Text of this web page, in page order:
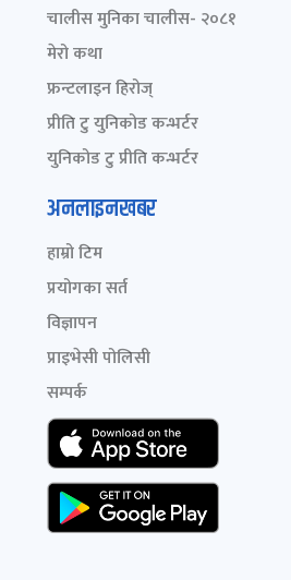
चालीस मुनिका चालीस- २०८१
मेरो कथा
फ्रन्टलाइन हिरोज्
प्रीति टु युनिकोड कन्भर्टर
युनिकोड टु प्रीति कन्भर्टर
अनलाइनखबर
हाम्रो टिम
प्रयोगका सर्त
विज्ञापन
प्राइभेसी पोलिसी
सम्पर्क